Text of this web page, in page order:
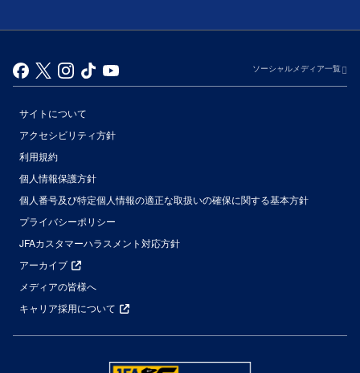
ソーシャルメディア一覧
サイトについて
アクセシビリティ方針
利用規約
個人情報保護方針
個人番号及び特定個人情報の適正な取扱いの確保に関する基本方針
プライバシーポリシー
JFAカスタマーハラスメント対応方針
アーカイブ
メディアの皆様へ
キャリア採用について